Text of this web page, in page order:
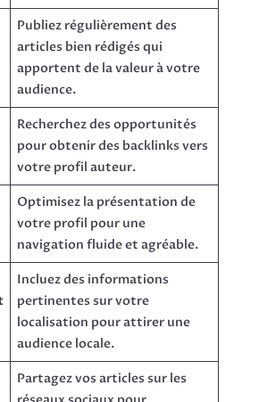
Publiez régulièrement des
articles bien rédigés qui
apportent de la valeur à votre
audience.
Recherchez des opportunités
pour obtenir des backlinks vers
votre profil auteur.
Optimisez la présentation de
votre profil pour une
navigation fluide et agréable.
Incluez des informations
pertinentes sur votre
localisation pour attirer une
audience locale.
Partagez vos articles sur les